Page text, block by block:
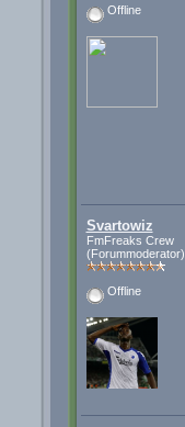
Offline
Svartowiz
FmFreaks Crew
(Forummoderator)
Offline